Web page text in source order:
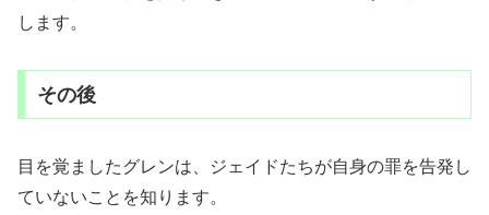
します。
その後
目を覚ましたグレンは、ジェイドたちが自身の罪を告発し
ていないことを知ります。